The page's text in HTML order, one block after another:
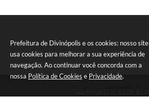
Prefeitura de Divinópolis e os cookies: nosso site
usa cookies para melhorar a sua experiência de
navegação. Ao continuar você concorda com a
nossa Política de Cookies e Privacidade.